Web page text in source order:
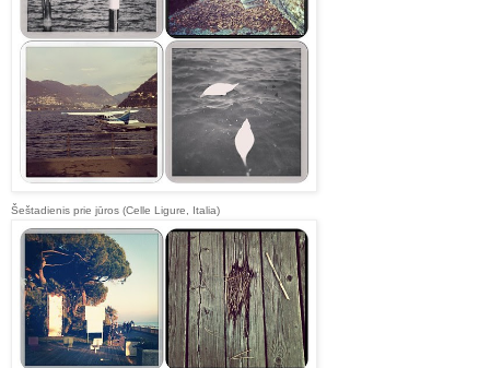
Šeštadienis prie jūros (Celle Ligure, Italia)